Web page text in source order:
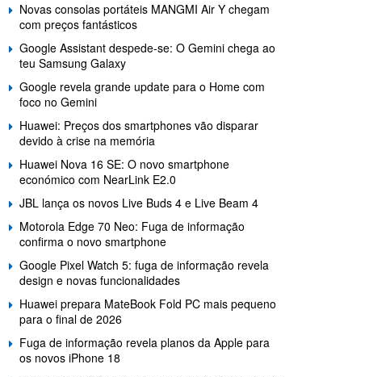
Novas consolas portáteis MANGMI Air Y chegam
com preços fantásticos
Google Assistant despede-se: O Gemini chega ao
teu Samsung Galaxy
Google revela grande update para o Home com
foco no Gemini
Huawei: Preços dos smartphones vão disparar
devido à crise na memória
Huawei Nova 16 SE: O novo smartphone
económico com NearLink E2.0
JBL lança os novos Live Buds 4 e Live Beam 4
Motorola Edge 70 Neo: Fuga de informação
confirma o novo smartphone
Google Pixel Watch 5: fuga de informação revela
design e novas funcionalidades
Huawei prepara MateBook Fold PC mais pequeno
para o final de 2026
Fuga de informação revela planos da Apple para
os novos iPhone 18